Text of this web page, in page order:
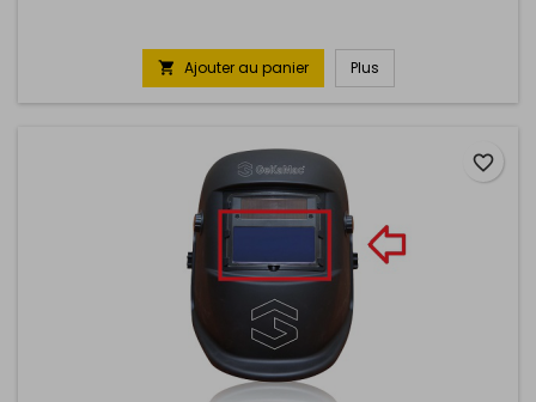
 Ajouter au panier Plus
favorite_border